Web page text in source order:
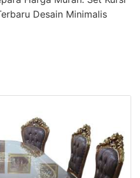
Desain Minimalis